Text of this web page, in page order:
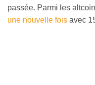
passée. Parmi les
une nouvelle fois avec